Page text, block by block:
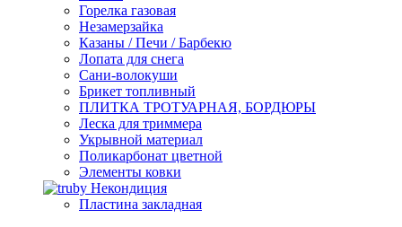
Горелка газовая
Незамерзайка
Казаны / Печи / Барбекю
Лопата для снега
Сани-волокуши
Брикет топливный
ПЛИТКА ТРОТУАРНАЯ, БОРДЮРЫ
Леска для триммера
Укрывной материал
Поликарбонат цветной
Элементы ковки
Некондиция
Пластина закладная